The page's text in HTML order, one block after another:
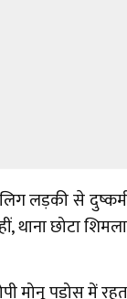
लड़की से
छोटा
मोनू पड़ोस